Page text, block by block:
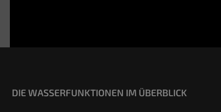
DIE WASSERFUNKTIONEN IM ÜBERBLICK